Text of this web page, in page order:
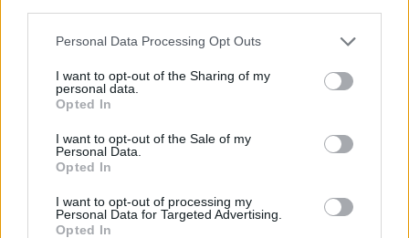
Personal Data Processing Opt Outs
I want to opt-out of the Sharing of my
personal data.
Opted In
I want to opt-out of the Sale of my
Personal Data.
Opted In
I want to opt-out of processing my
Personal Data for Targeted Advertising.
Opted In